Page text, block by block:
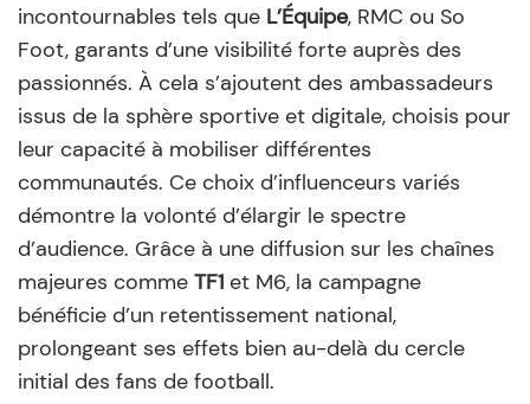
incontournables tels que L’Équipe, RMC ou So
Foot, garants d’une visibilité forte auprès des
passionnés. À cela s’ajoutent des ambassadeurs
issus de la sphère sportive et digitale, choisis pour
leur capacité à mobiliser différentes
communautés. Ce choix d’influenceurs variés
démontre la volonté d’élargir le spectre
d’audience. Grâce à une diffusion sur les chaînes
majeures comme TF1 et M6, la campagne
bénéficie d’un retentissement national,
prolongeant ses effets bien au-delà du cercle
initial des fans de football.